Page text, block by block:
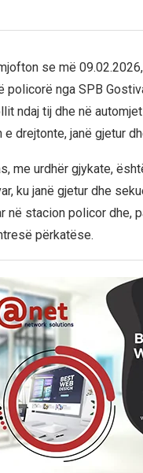
se më
policorë nga SPB
ndaj tij dhe në
e drejtonte, janë gjetur
me urdhër gjykate,
ku janë gjetur dhe
në stacion policor dhe,
përkatëse.